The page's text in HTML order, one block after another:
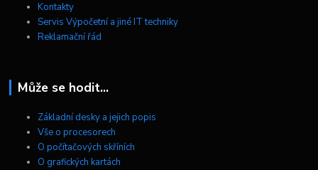
Kontakty
Servis Výpočetní a jiné IT techniky
Reklamační řád
Může se hodit...
Základní desky a jejich popis
Vše o procesorech
O počítačových skříních
O grafických kartách